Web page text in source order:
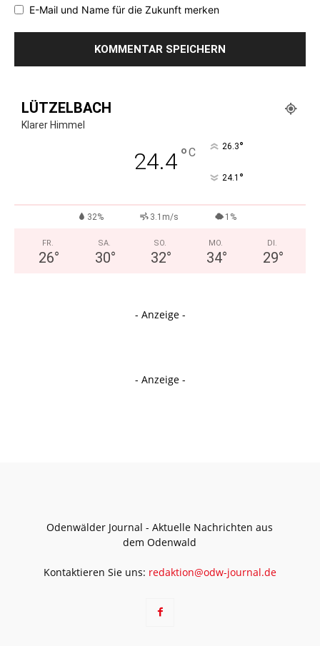
E-Mail und Name für die Zukunft merken
LÜTZELBACH
Klarer Himmel
24.4°C 26.3°
24.1 °
32% 3.1m/s 1%
FR.
26°
SA.
30°
SO.
32°
MO.
34°
DI.
29°
- Anzeige -
- Anzeige -
Odenwälder Journal - Aktuelle Nachrichten aus
dem Odenwald
Kontaktieren Sie uns: redaktion@odw-journal.de